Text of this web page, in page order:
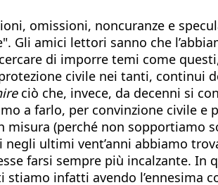
omissioni, noncuranze e
Gli amici lettori sanno che
di imporre temi come
civile nei tanti, continui
ciò che, invece, da decenni si
a farlo, per convinzione civile e
(perché non sopportiamo
ultimi vent’anni abbiamo
farsi sempre più incalzante. In
infatti avendo l’ennesima